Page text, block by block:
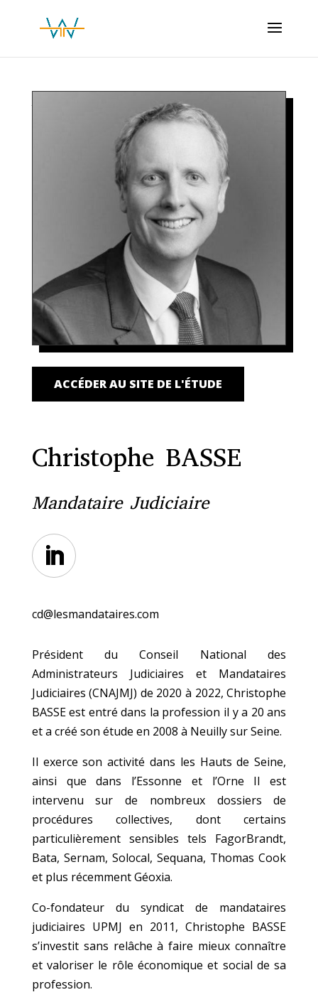
ACCÉDER AU SITE DE L'ÉTUDE
Christophe BASSE
Mandataire Judiciaire
cd@lesmandataires.com
Président du Conseil National des
Administrateurs Judiciaires et Mandataires
Judiciaires (CNAJMJ) de 2020 à 2022, Christophe
BASSE est entré dans la profession il y a 20 ans
et a créé son étude en 2008 à Neuilly sur Seine.
Il exerce son activité dans les Hauts de Seine,
ainsi que dans l’Essonne et l’Orne Il est
intervenu sur de nombreux dossiers de
procédures collectives, dont certains
particulièrement sensibles tels FagorBrandt,
Bata, Sernam, Solocal, Sequana, Thomas Cook
et plus récemment Géoxia.
Co-fondateur du syndicat de mandataires
judiciaires UPMJ en 2011, Christophe BASSE
s’investit sans relâche à faire mieux connaître
et valoriser le rôle économique et social de sa
profession.